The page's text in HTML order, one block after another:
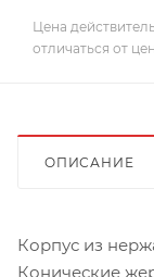
Цена
отличаться от
ОПИСАНИЕ
Корпус из
Конические